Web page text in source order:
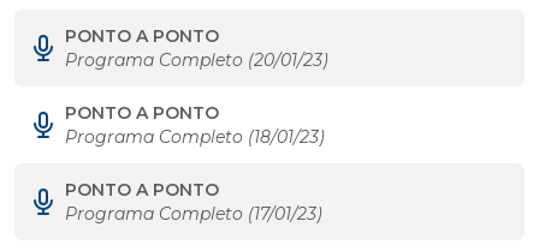
PONTO A PONTO
Programa Completo (20/01/23)
PONTO A PONTO
Programa Completo (18/01/23)
PONTO A PONTO
Programa Completo (17/01/23)